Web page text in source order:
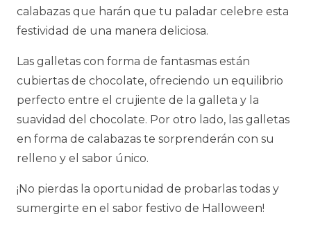
calabazas que harán que tu paladar celebre esta
festividad de una manera deliciosa.
Las galletas con forma de fantasmas están
cubiertas de chocolate, ofreciendo un equilibrio
perfecto entre el crujiente de la galleta y la
suavidad del chocolate. Por otro lado, las galletas
en forma de calabazas te sorprenderán con su
relleno y el sabor único.
¡No pierdas la oportunidad de probarlas todas y
sumergirte en el sabor festivo de Halloween!